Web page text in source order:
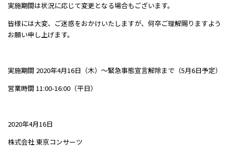
実施期間は状況に応じて変更となる場合もございます。
皆様には大変、ご迷惑をおかけいたしますが、何卒ご理解賜りますよう
お願い申し上げます。
実施期間 2020年4月16日（木）～緊急事態宣言解除まで（5月6日予定）
営業時間 11:00-16:00（平日）
2020年4月16日
株式会社 東京コンサーツ